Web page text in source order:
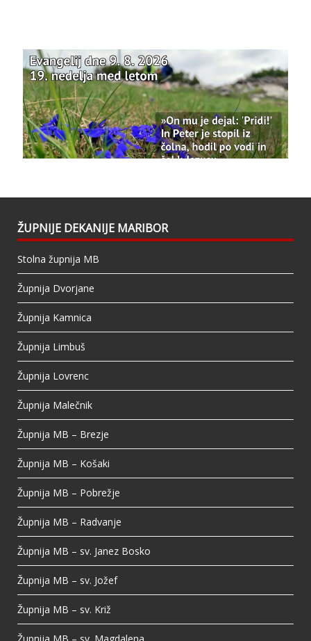
Photo
View on Facebook · Share
Bazilika Matere Usmiljenja updated their
status.
1 years ago
When this happens, it's usually because the
people, changed who can see it or it's been
deleted.
View on Facebook
ŽUPNIJE DEKANIJE MARIBOR
Stolna župnija MB
Župnija Dvorjane
Župnija Kamnica
Župnija Limbuš
Župnija Lovrenc
Župnija Malečnik
Župnija MB – Brezje
Župnija MB – Košaki
Župnija MB – Pobrežje
Župnija MB – Radvanje
Župnija MB – sv. Janez Bosko
Župnija MB – sv. Jožef
Župnija MB – sv. Križ
Župnija MB – sv. Magdalena